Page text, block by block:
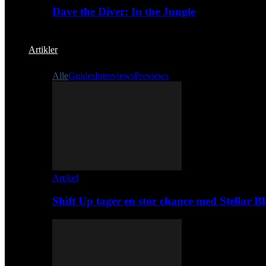
Dave the Diver: In the Jungle
Artikler
AlleGuidesInterviewsPreviews
Artikel
Shift Up tager en stor chance med Stellar